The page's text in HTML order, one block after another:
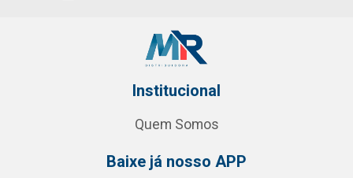
Institucional
Quem Somos
Baixe já nosso APP